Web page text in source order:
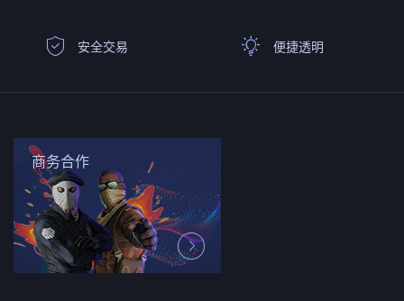
安全交易 便捷透明
商务合作